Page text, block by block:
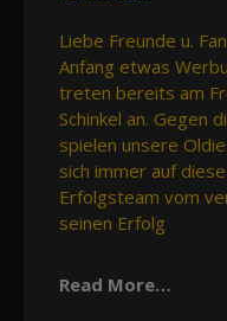
Liebe Freunde u.
Anfang etwas
treten bereits am
Schinkel an. Gegen
spielen unsere
sich immer auf
Erfolgsteam vom
seinen Erfolg
Read More…